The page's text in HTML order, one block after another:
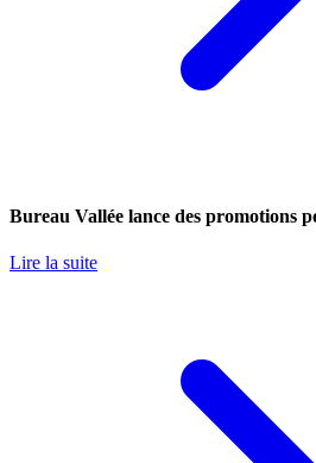
Bureau Vallée lance des promotions
Lire la suite